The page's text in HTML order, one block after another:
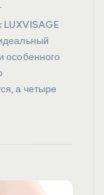
LUXVISAGE
особенного
а четыре